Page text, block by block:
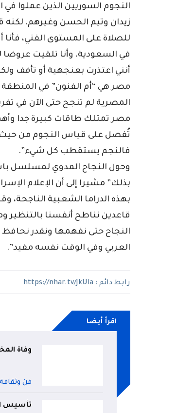
النجوم السوريين الذين عملوا
زيدان وتيم الحسن وغيرهم، لكنه
للصلاة على المستوى الفني،
في السعودية، وأنا تلقيت
أنني اعتذرت بعنجهية أو تأفف
مصر هي “أم الفنون” في المنطقة
المصرية لم تنجح حتى الآن في
مصر تمتلك طاقات كبيرة جدا
تُفصل على قياس النجوم من حيث
فالنجم يستقطب كل شيء”.
بذلك” مشيرا إلى أن الإعلام
بهذه الدراما الشعبية الناجحة،
قاعدين نناطح أنفسنا بالتنظير
النجاح حتى نفهمها ونقدر
العربي وفي الوقت نفسه مفيد”.
رابط دائم :https://nhar.tv/JkUla
اقرأ أيضا
وفاة
فن وثقافة
تأسيس